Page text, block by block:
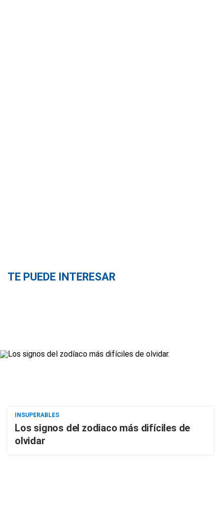
TE PUEDE INTERESAR
INSUPERABLES
Los signos del zodiaco más difíciles de
olvidar